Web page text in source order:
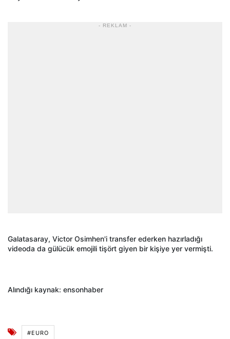
- REKLAM -
Galatasaray, Victor Osimhen'i transfer ederken hazırladığı
videoda da gülücük emojili tişört giyen bir kişiye yer vermişti.
Alındığı kaynak: ensonhaber
#EURO